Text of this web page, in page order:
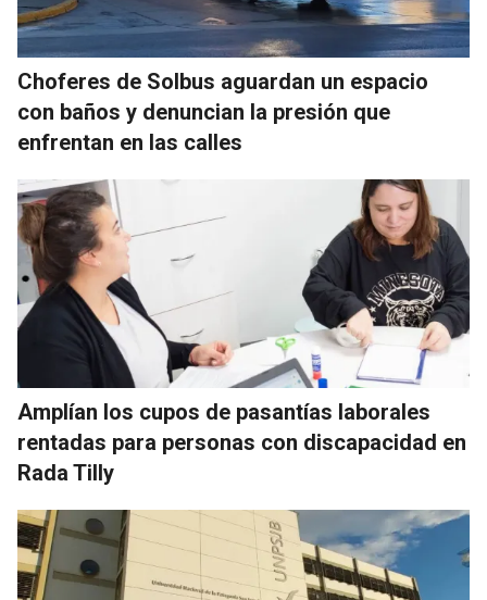
Choferes de Solbus aguardan un espacio
con baños y denuncian la presión que
enfrentan en las calles
Amplían los cupos de pasantías laborales
rentadas para personas con discapacidad en
Rada Tilly